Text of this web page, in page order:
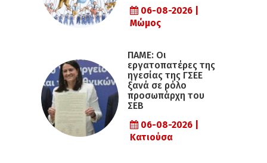
06-08-2026 |
Μώμος
ΠΑΜΕ: Οι
εργατοπατέρες της
ηγεσίας της ΓΣΕΕ
ξανά σε ρόλο
προσωπάρχη του
ΣΕΒ
06-08-2026 |
Κατιούσα